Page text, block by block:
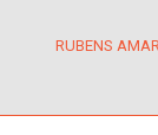
RUBENS